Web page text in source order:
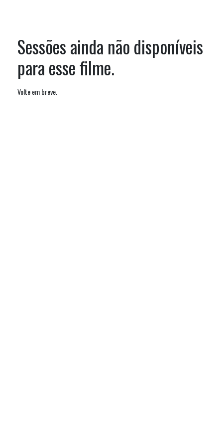
Sessões ainda não disponíveis
para esse filme.
Volte em breve.